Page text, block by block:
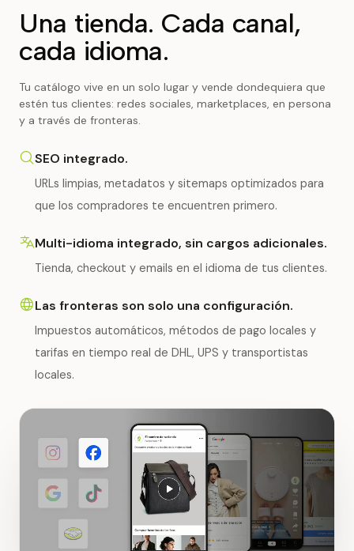
Una tienda. Cada canal,
cada idioma.
Tu catálogo vive en un solo lugar y vende dondequiera que
estén tus clientes: redes sociales, marketplaces, en persona
y a través de fronteras.
SEO integrado.
URLs limpias, metadatos y sitemaps optimizados para
que los compradores te encuentren primero.
Multi-idioma integrado, sin cargos adicionales.
Tienda, checkout y emails en el idioma de tus clientes.
Las fronteras son solo una configuración.
Impuestos automáticos, métodos de pago locales y
tarifas en tiempo real de DHL, UPS y transportistas
locales.